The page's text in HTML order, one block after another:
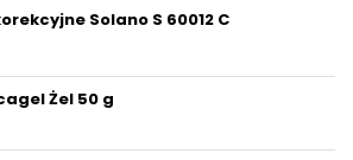
Solano S 60012 C
Żel 50 g